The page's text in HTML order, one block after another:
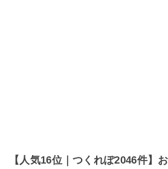
【人気16位｜つくれぽ2046件】